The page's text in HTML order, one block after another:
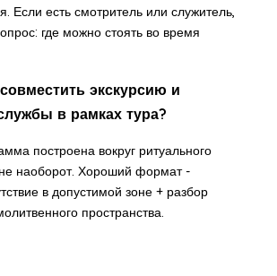
Если есть смотритель или служитель,
где можно стоять во время
экскурсию и
в рамках тура?
построена вокруг ритуального
наоборот. Хороший формат -
в допустимой зоне + разбор
пространства.